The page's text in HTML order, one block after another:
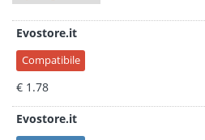
Evostore.it
Compatibile
€ 1.78
Evostore.it